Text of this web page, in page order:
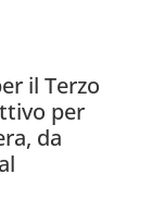
il Terzo
per
da